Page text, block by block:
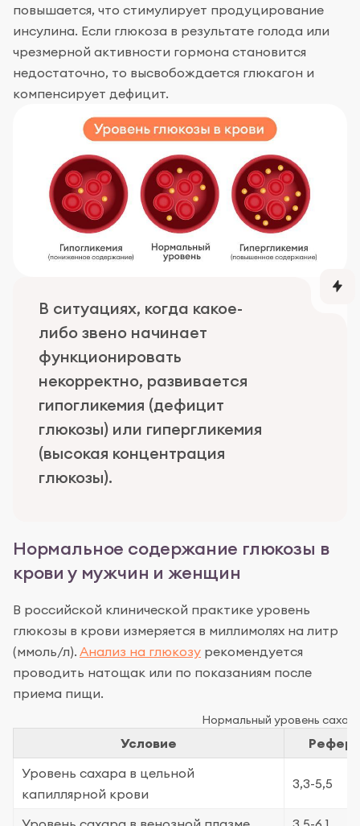
повышается, что стимулирует продуцирование
инсулина. Если глюкоза в результате голода или
чрезмерной активности гормона становится
недостаточно, то высвобождается глюкагон и
компенсирует дефицит.
В ситуациях, когда какое-
либо звено начинает
функционировать
некорректно, развивается
гипогликемия (дефицит
глюкозы) или гипергликемия
(высокая концентрация
глюкозы).
Нормальное содержание глюкозы в
крови у мужчин и женщин
В российской клинической практике уровень
глюкозы в крови измеряется в миллимолях на литр
(ммоль/л). Анализ на глюкозу рекомендуется
проводить натощак или по показаниям после
приема пищи.
Нормальный уровень
Условие
Уровень сахара в цельной
капиллярной крови
3,3-5,5